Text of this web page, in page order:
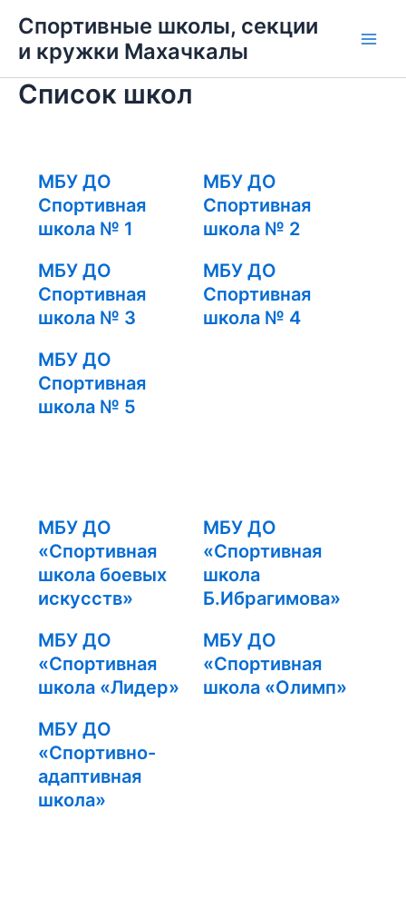
содержимому
Спортивные школы, секции
и кружки Махачкалы
Список школ
МБУ ДО
Спортивная
школа № 1
МБУ ДО
Спортивная
школа № 2
МБУ ДО
Спортивная
школа № 3
МБУ ДО
Спортивная
школа № 4
МБУ ДО
Спортивная
школа № 5
МБУ ДО
«Спортивная
школа боевых
искусств»
МБУ ДО
«Спортивная
школа
Б.Ибрагимова»
МБУ ДО
«Спортивная
школа «Лидер»
МБУ ДО
«Спортивная
школа «Олимп»
МБУ ДО
«Спортивно-
адаптивная
школа»